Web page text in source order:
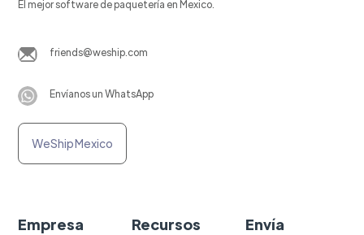
El mejor software de paquetería en Mexico.
friends@weship.com
Envíanos un WhatsApp
WeShip Mexico
Empresa Recursos Envía